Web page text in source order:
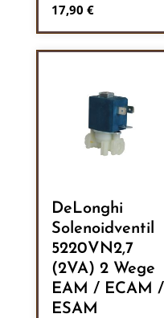
Regulärer Preis:
17,90 €
DeLonghi
Solenoidventil
5220VN2,7
(2VA) 2 Wege
EAM / ECAM /
ESAM